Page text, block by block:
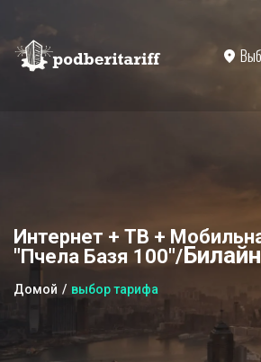
Интернет + ТВ +
"Пчела Базя 100"/Билайн
Домой выбор тарифа